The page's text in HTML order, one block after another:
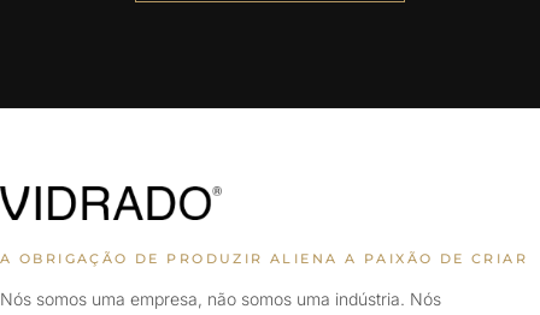
A OBRIGAÇÃO DE PRODUZIR ALIENA A PAIXÃO DE CRIAR
Nós somos uma empresa, não somos uma indústria. Nós